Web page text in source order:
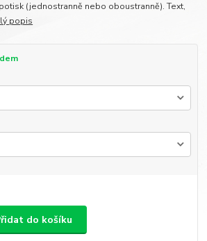
(jednostranně nebo oboustranně). Text,
popis
do košíku